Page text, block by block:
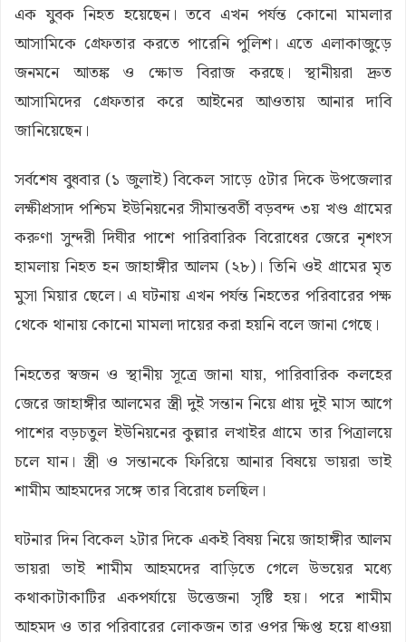
এক যুবক নিহত হয়েছেন। তবে এখন পর্যন্ত কোনো মামলার
আসামিকে গ্রেফতার করতে পারেনি পুলিশ। এতে এলাকাজুড়ে
জনমনে আতঙ্ক ও ক্ষোভ বিরাজ করছে। স্থানীয়রা দ্রুত
আসামিদের গ্রেফতার করে আইনের আওতায় আনার দাবি
জানিয়েছেন।
সর্বশেষ বুধবার (১ জুলাই) বিকেল সাড়ে ৫টার দিকে উপজেলার
লক্ষীপ্রসাদ পশ্চিম ইউনিয়নের সীমান্তবর্তী বড়বন্দ ৩য় খণ্ড গ্রামের
করুণা সুন্দরী দিঘীর পাশে পারিবারিক বিরোধের জেরে নৃশংস
হামলায় নিহত হন জাহাঙ্গীর আলম (২৮)। তিনি ওই গ্রামের মৃত
মুসা মিয়ার ছেলে। এ ঘটনায় এখন পর্যন্ত নিহতের পরিবারের পক্ষ
থেকে থানায় কোনো মামলা দায়ের করা হয়নি বলে জানা গেছে।
নিহতের স্বজন ও স্থানীয় সূত্রে জানা যায়, পারিবারিক কলহের
জেরে জাহাঙ্গীর আলমের স্ত্রী দুই সন্তান নিয়ে প্রায় দুই মাস আগে
পাশের বড়চতুল ইউনিয়নের কুল্লার লখাইর গ্রামে তার পিত্রালয়ে
চলে যান। স্ত্রী ও সন্তানকে ফিরিয়ে আনার বিষয়ে ভায়রা ভাই
শামীম আহমদের সঙ্গে তার বিরোধ চলছিল।
ঘটনার দিন বিকেল ২টার দিকে একই বিষয় নিয়ে জাহাঙ্গীর আলম
ভায়রা ভাই শামীম আহমদের বাড়িতে গেলে উভয়ের মধ্যে
কথাকাটাকাটির একপর্যায়ে উত্তেজনা সৃষ্টি হয়। পরে শামীম
আহমদ ও তার পরিবারের লোকজন তার ওপর ক্ষিপ্ত হয়ে ধাওয়া